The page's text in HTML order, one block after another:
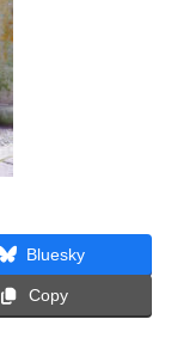
Bluesky
Copy